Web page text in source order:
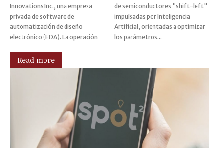
Innovations Inc., una empresa
privada de software de
automatización de diseño
electrónico (EDA). La operación
de semiconductores "shift-left"
impulsadas por Inteligencia
Artificial, orientadas a optimizar
los parámetros...
Read more